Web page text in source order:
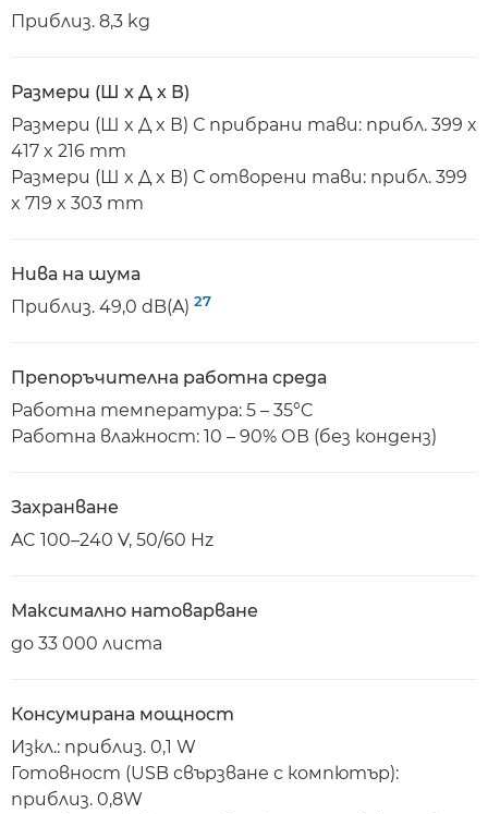
Приблиз. 8,3 kg
Размери (Ш x Д x В)
Размери (Ш x Д x В) С прибрани тави: прибл. 399 x
417 x 216 mm
Размери (Ш x Д x В) С отворени тави: прибл. 399
x 719 x 303 mm
Нива на шума
Приблиз. 49,0 dB(A) 27
Препоръчителна работна среда
Работна температура: 5 – 35°C
Работна влажност: 10 – 90% ОВ (без конденз)
Захранване
AC 100–240 V, 50/60 Hz
Максимално натоварване
до 33 000 листа
Консумирана мощност
Изкл.: приблиз. 0,1 W
Готовност (USB свързване с компютър):
приблиз. 0,8W